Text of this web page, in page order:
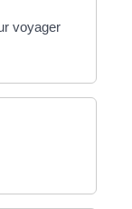
voyager